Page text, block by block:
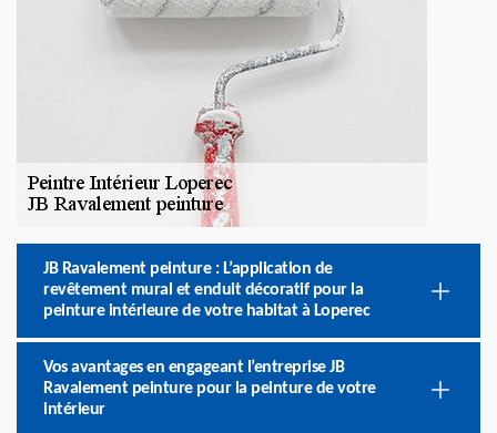
JB Ravalement peinture : L’application de
revêtement mural et enduit décoratif pour la
peinture intérieure de votre habitat à Loperec
Vos avantages en engageant l’entreprise JB
Ravalement peinture pour la peinture de votre
intérieur